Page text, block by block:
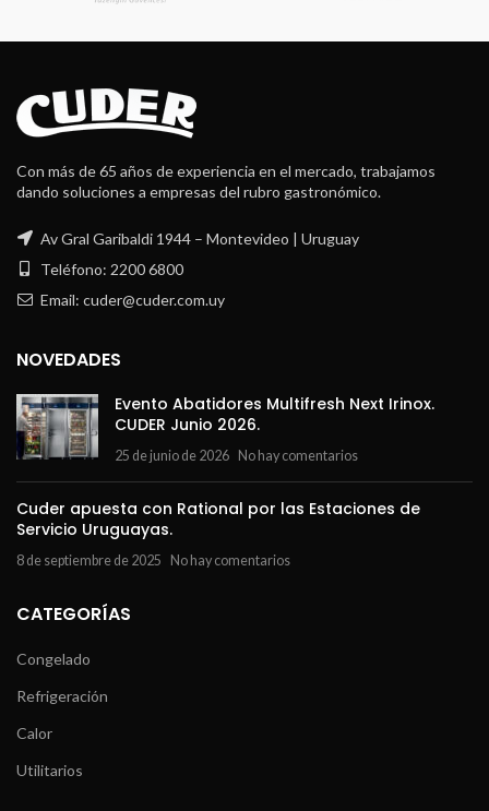
Con más de 65 años de experiencia en el mercado, trabajamos
dando soluciones a empresas del rubro gastronómico.
Av Gral Garibaldi 1944 – Montevideo | Uruguay
Teléfono: 2200 6800
Email: cuder@cuder.com.uy
NOVEDADES
Evento Abatidores Multifresh Next Irinox.
CUDER Junio 2026.
25 de junio de 2026 No hay comentarios
Cuder apuesta con Rational por las Estaciones de
Servicio Uruguayas.
8 de septiembre de 2025 No hay comentarios
CATEGORÍAS
Congelado
Refrigeración
Calor
Utilitarios